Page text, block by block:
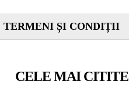
TERMENI ȘI CONDIȚII
CELE MAI CITITE